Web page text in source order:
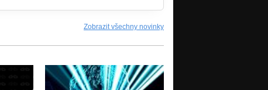
Zobrazit všechny novinky